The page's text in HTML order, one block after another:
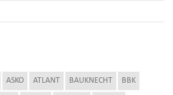
ASKO ATLANT BAUKNECHT BBK